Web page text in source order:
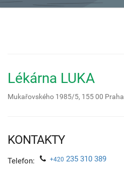
Lékárna LUKA
Mukařovského 1985/5, 155 00 Praha
KONTAKTY
Telefon: +420 235 310 389